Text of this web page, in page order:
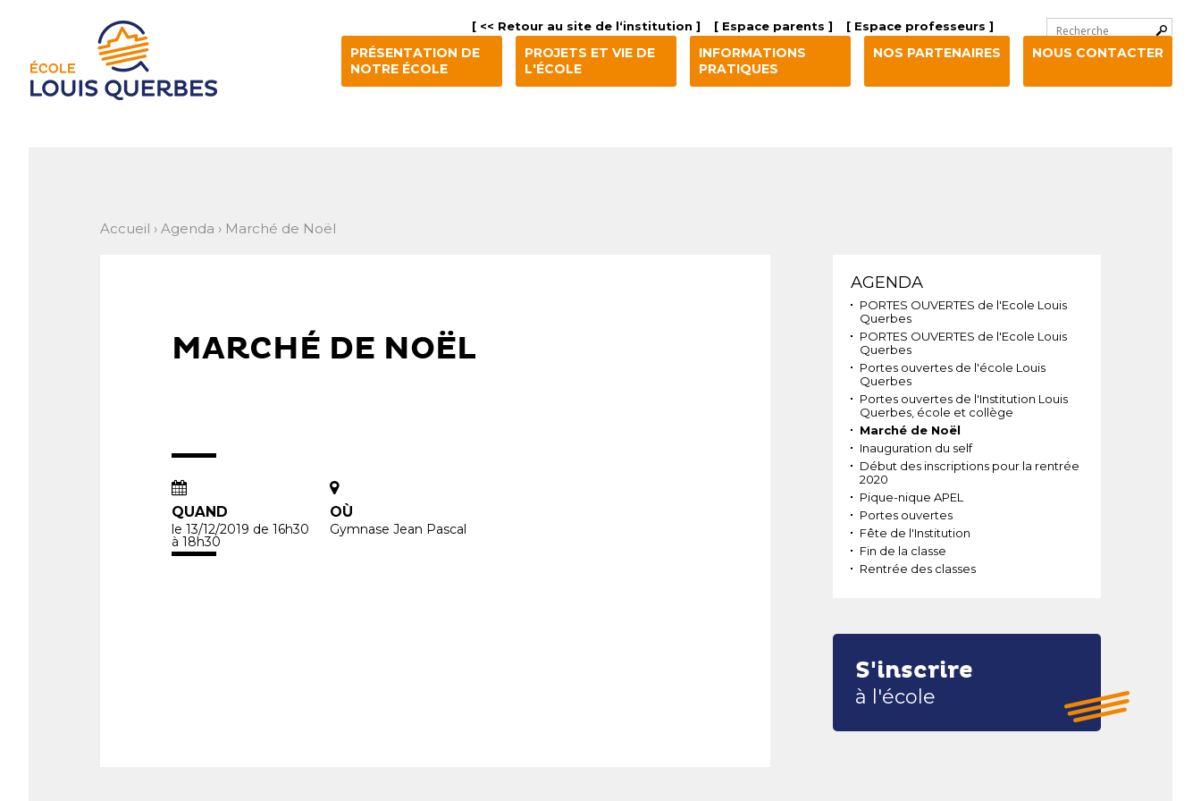
navigation
[ << Retour au site de l‘institution ] [ Espace parents ] [ Espace professeurs ]
PRÉSENTATION DE
NOTRE ÉCOLE
PROJETS ET VIE DE
L'ÉCOLE
INFORMATIONS
PRATIQUES
NOS PARTENAIRES NOUS CONTACTER
Chercher par
Recherche
Accueil › Agenda › Marché de Noël
MARCHÉ DE NOËL
QUAND
le 13/12/2019 de 16h30
à 18h30
OÙ
Gymnase Jean Pascal
Navigation
AGENDA
PORTES OUVERTES de l'Ecole Louis
Querbes
PORTES OUVERTES de l'Ecole Louis
Querbes
Portes ouvertes de l'école Louis
Querbes
Portes ouvertes de l'Institution Louis
Querbes, école et collège
Marché de Noël
Inauguration du self
Début des inscriptions pour la rentrée
2020
Pique-nique APEL
Portes ouvertes
Fête de l'Institution
Fin de la classe
Rentrée des classes
S'inscrire
à l'école